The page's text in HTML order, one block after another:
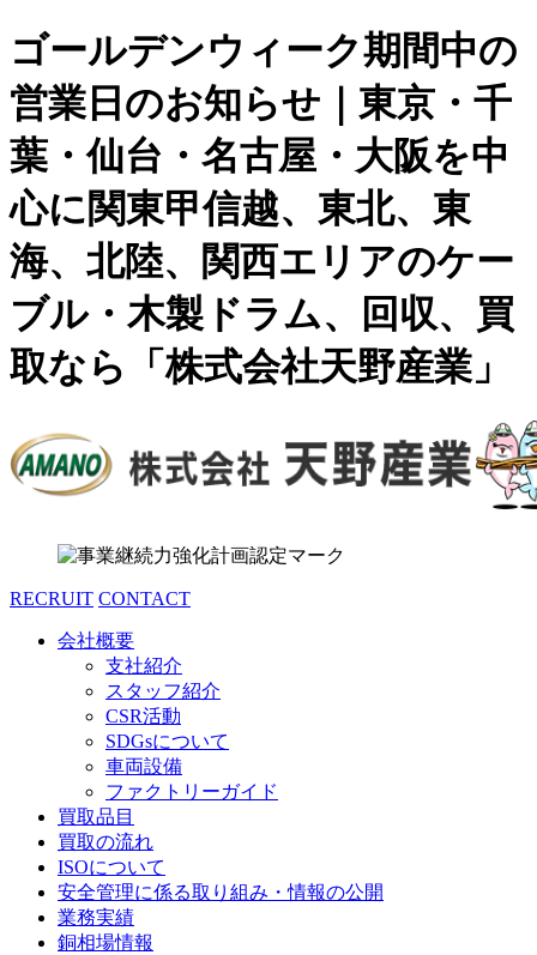
ゴールデンウィーク期間中の
営業日のお知らせ｜東京・千
葉・仙台・名古屋・大阪を中
心に関東甲信越、東北、東
海、北陸、関西エリアのケー
ブル・木製ドラム、回収、買
取なら「株式会社天野産業」
RECRUIT CONTACT
会社概要
支社紹介
スタッフ紹介
CSR活動
SDGsについて
車両設備
ファクトリーガイド
買取品目
買取の流れ
ISOについて
安全管理に係る取り組み・情報の公開
業務実績
銅相場情報